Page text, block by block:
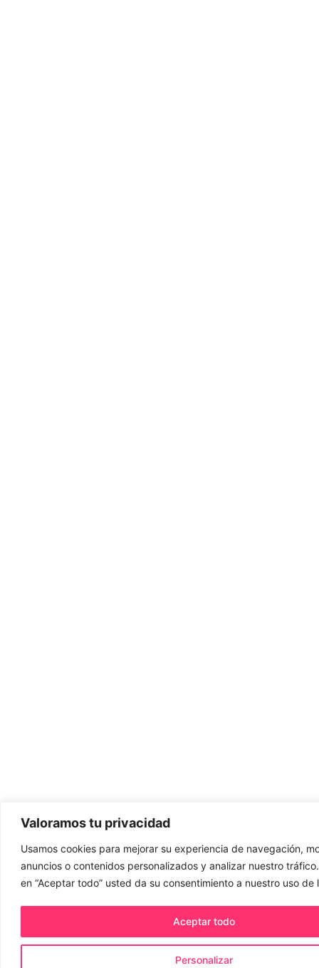
Valoramos tu privacidad
Usamos cookies para mejorar su experiencia de navegación,
anuncios o contenidos personalizados y analizar nuestro
en “Aceptar todo” usted da su consentimiento a nuestro uso de
Personalizar
Aceptar todo